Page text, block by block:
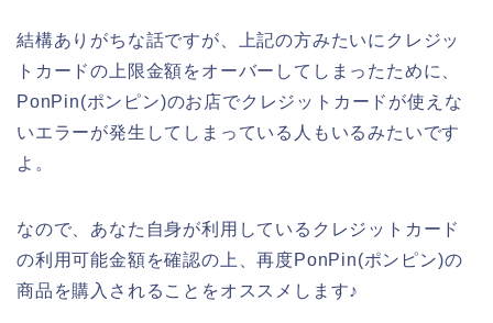
結構ありがちな話ですが、上記の方みたいにクレジッ
トカードの上限金額をオーバーしてしまったために、
PonPin(ポンピン)のお店でクレジットカードが使えな
いエラーが発生してしまっている人もいるみたいです
よ。
なので、あなた自身が利用しているクレジットカード
の利用可能金額を確認の上、再度PonPin(ポンピン)の
商品を購入されることをオススメします♪